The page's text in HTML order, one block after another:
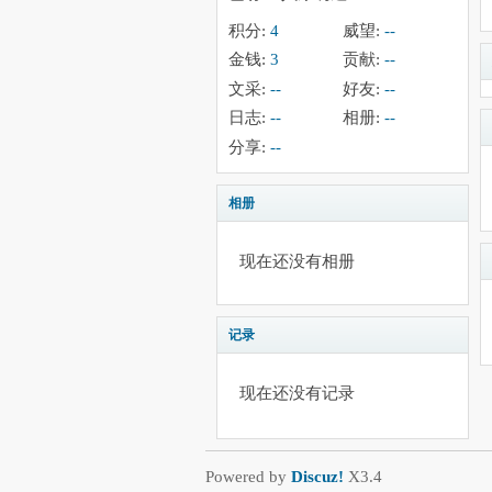
积分: 4 威望: --
金钱: 3 贡献: --
文采: -- 好友: --
日志: -- 相册: --
分享: --
相册
现在还没有相册
记录
现在还没有记录
Powered by Discuz! X3.4